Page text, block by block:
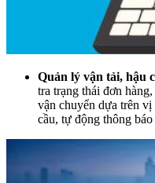
Quản lý vận tải, hậu
tra trạng thái đơn
vận chuyển dựa trên
cầu, tự động thông